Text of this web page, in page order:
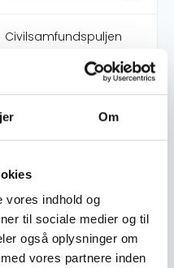
Om
vores indhold og
til sociale medier og til
også oplysninger om
vores partnere inden
Civilsamfundspuljen
Mål 10: Mindre ulighed
Mål 16: Fred,
retfærdighed og
stærke institutioner
Mål 17: Partnerskaber for